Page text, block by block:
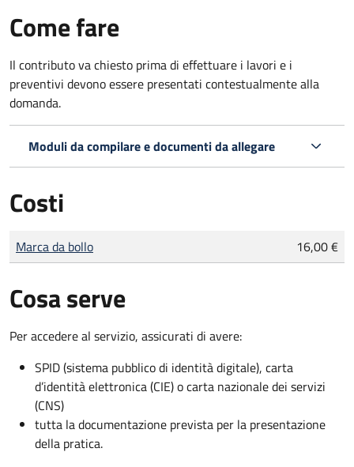
Come fare
Il contributo va chiesto prima di effettuare i lavori e i
preventivi devono essere presentati contestualmente alla
domanda.
Moduli da compilare e documenti da allegare
Costi
Tipo di pagamento
Importo
Marca da bollo 16,00 €
Cosa serve
Per accedere al servizio, assicurati di avere:
SPID (sistema pubblico di identità digitale), carta
d’identità elettronica (CIE) o carta nazionale dei servizi
(CNS)
tutta la documentazione prevista per la presentazione
della pratica.